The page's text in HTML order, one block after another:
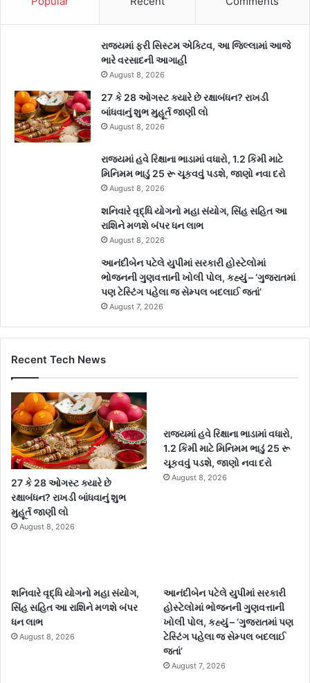
રાજ્યમાં ફરી સિસ્ટમ એક્ટિવ, આ જિલ્લામાં આજે
ભારે વરસાદની આગાહી
August 8, 2026
27 કે 28 ઓગસ્ટ ક્યારે છે રક્ષાબંધન? રાખડી
બાંધવાનું શુભ મુહૂર્ત જાણી લો
August 8, 2026
રાજ્યમાં હવે રિક્ષાના ભાડામાં વધારો, 1.2 કિમી માટે
મિનિમમ ભાડું 25 રૂ ચૂકવવું પડશે, જાણો નવા દરો
August 8, 2026
શનિવારે વૃદ્ધિ યોગનો મહા સંયોગ, સિંહ સહિત આ
રાશિને મળશે બંપર ધન લાભ
August 8, 2026
આનંદીબેન પટેલે યુપીમાં સરકારી હોસ્ટેલોમાં
ભોજનની ગુણવત્તાની ખોલી પોલ, કહ્યું – ‘ગુજરાતમાં
પણ ટેસ્ટિંગ પહેલા જ સેમ્પલ બદલાઈ જતાં’
August 7, 2026
Recent Tech News
27 કે 28 ઓગસ્ટ ક્યારે છે
રક્ષાબંધન? રાખડી બાંધવાનું શુભ
મુહૂર્ત જાણી લો
August 8, 2026
રાજ્યમાં હવે રિક્ષાના ભાડામાં વધારો,
1.2 કિમી માટે મિનિમમ ભાડું 25 રૂ
ચૂકવવું પડશે, જાણો નવા દરો
August 8, 2026
શનિવારે વૃદ્ધિ યોગનો મહા સંયોગ,
સિંહ સહિત આ રાશિને મળશે બંપર
ધન લાભ
August 8, 2026
આનંદીબેન પટેલે યુપીમાં સરકારી
હોસ્ટેલોમાં ભોજનની ગુણવત્તાની
ખોલી પોલ, કહ્યું – ‘ગુજરાતમાં પણ
ટેસ્ટિંગ પહેલા જ સેમ્પલ બદલાઈ
જતાં’
August 7, 2026